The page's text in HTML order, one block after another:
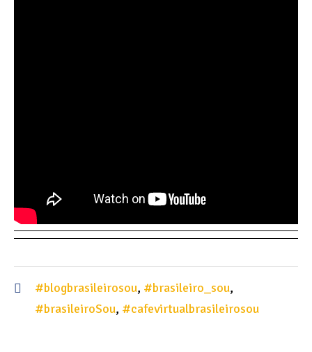
#blogbrasileirosou, #brasileiro_sou,
#brasileiroSou, #cafevirtualbrasileirosou